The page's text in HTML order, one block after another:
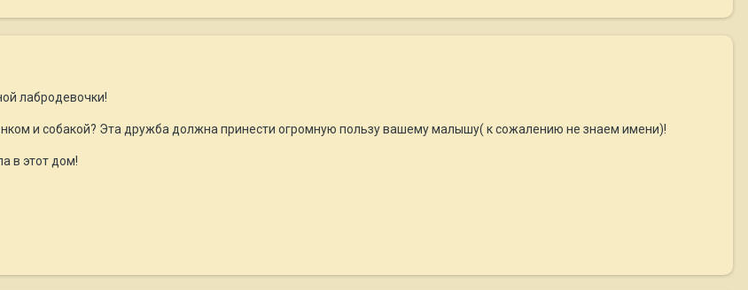
лабродевочки!
и собакой? Эта дружба должна принести огромную пользу вашему малышу( к сожалению не знаем имени)!
в этот дом!